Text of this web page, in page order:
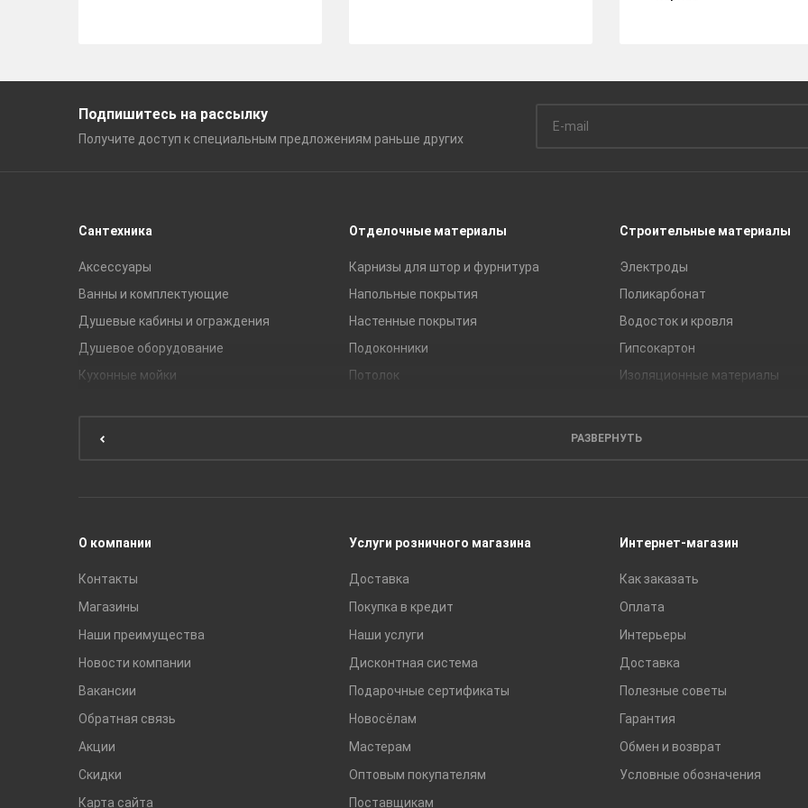
Подпишитесь на рассылку
Получите доступ к специальным предложениям раньше других
Сантехника
Аксессуары
Ванны и комплектующие
Душевые кабины и ограждения
Душевое оборудование
Кухонные мойки
Отделочные материалы
Карнизы для штор и фурнитура
Напольные покрытия
Настенные покрытия
Подоконники
Потолок
Строительные материалы
Электроды
Поликарбонат
Водосток и кровля
Гипсокартон
Изоляционные материалы
Сухие смеси
РАЗВЕРНУТЬ
О компании
Контакты
Магазины
Наши преимущества
Новости компании
Вакансии
Обратная связь
Акции
Скидки
Карта сайта
Услуги розничного магазина
Доставка
Покупка в кредит
Наши услуги
Дисконтная система
Подарочные сертификаты
Новосёлам
Мастерам
Оптовым покупателям
Поставщикам
Интернет-магазин
Как заказать
Оплата
Интерьеры
Доставка
Полезные советы
Гарантия
Обмен и возврат
Условные обозначения